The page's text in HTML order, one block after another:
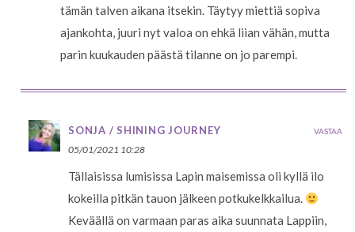
tämän talven aikana itsekin. Täytyy miettiä sopiva
ajankohta, juuri nyt valoa on ehkä liian vähän, mutta
parin kuukauden päästä tilanne on jo parempi.
SONJA / SHINING JOURNEY
05/01/2021 10:28
Tällaisissa lumisissa Lapin maisemissa oli kyllä ilo
kokeilla pitkän tauon jälkeen potkukelkkailua.
Keväällä on varmaan paras aika suunnata Lappiin,
VASTAA